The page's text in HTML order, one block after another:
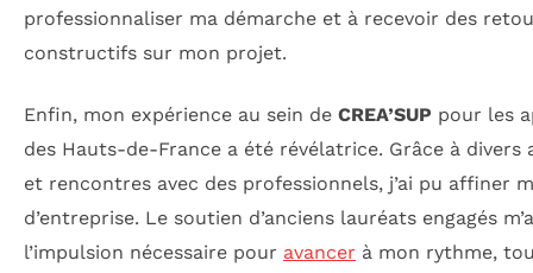
professionnaliser ma démarche et à recevoir des
constructifs sur mon projet.
Enfin, mon expérience au sein de CREA’SUP pour les
des Hauts-de-France a été révélatrice. Grâce à divers
et rencontres avec des professionnels, j’ai pu affiner
d’entreprise. Le soutien d’anciens lauréats engagés
l’impulsion nécessaire pour avancer à mon rythme,